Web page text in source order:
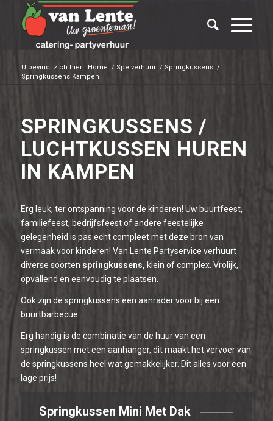
U bevindt zich hier: Home / Spelverhuur / Springkussens /
Springkussens Kampen
SPRINGKUSSENS /
LUCHTKUSSEN HUREN
IN KAMPEN
Erg leuk, ter ontspanning voor de kinderen! Uw buurtfeest,
familiefeest, bedrijfsfeest of andere feestelijke
gelegenheid is pas echt compleet met deze bron van
vermaak voor kinderen! Van Lente Partyservice verhuurt
diverse soorten springkussens, klein of complex. Vrolijk,
opvallend en eenvoudig te plaatsen.
Ook zijn de springkussens een aanrader voor bij een
buurtbarbecue.
Erg handig is de combinatie van de huur van een
springkussen met een aanhanger, dit maakt het vervoer van
de springkussens heel wat gemakkelijker. Dit alles voor een
lage prijs!
Springkussen Mini Met Dak